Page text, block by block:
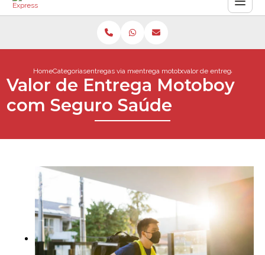
HomeCategoriasentregas via motoboyentrega motoboy rio de janeiro
valor de entrega
Valor de Entrega Motoboy
com Seguro Saúde